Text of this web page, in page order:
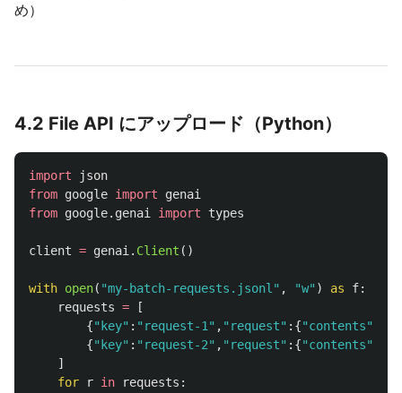
め）
4.2 File API にアップロード（Python）
import
json
from google import
genai
from google.genai import types
client = genai . Client ()
with open( "my-batch-requests.jsonl " , "w" ) as f:
requests =
[
{" key" : " request-1 " , " request" :{"contents"
{" key" : " request-2" , " request" :{"contents"
]
for
r in requests :